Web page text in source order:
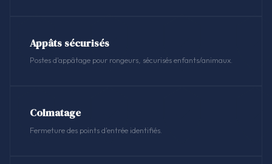
Appâts sécurisés
Postes d'appâtage pour rongeurs, sécurisés enfants/animaux.
Colmatage
Fermeture des points d'entrée identifiés.